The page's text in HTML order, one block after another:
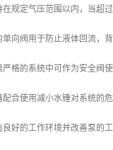
在规定气压范围以内，当超
向阀用于防止液体回流，
格的系统中可作为安全阀使
合使用减小水锤对系统的
好的工作环境并改善泵的工